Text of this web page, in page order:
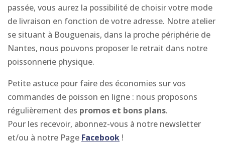
passée, vous aurez la possibilité de choisir votre mode
de livraison en fonction de votre adresse. Notre atelier
se situant à Bouguenais, dans la proche périphérie de
Nantes, nous pouvons proposer le retrait dans notre
poissonnerie physique.
Petite astuce pour faire des économies sur vos
commandes de poisson en ligne : nous proposons
régulièrement des promos et bons plans.
Pour les recevoir, abonnez-vous à notre newsletter
et/ou à notre Page Facebook !